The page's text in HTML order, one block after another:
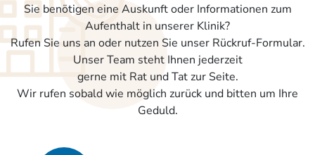
Sie benötigen eine Auskunft oder Informationen zum
Aufenthalt in unserer Klinik?
Rufen Sie uns an oder nutzen Sie unser Rückruf-Formular.
Unser Team steht Ihnen jederzeit
gerne mit Rat und Tat zur Seite.
Wir rufen sobald wie möglich zurück und bitten um Ihre
Geduld.